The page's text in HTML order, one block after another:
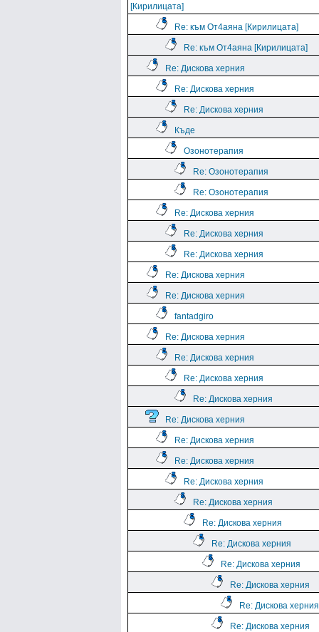
[Кирилицата]
Re: към От4аяна [Кирилицата]
Re: към От4аяна [Кирилицата]
Re: Дискова херния
Re: Дискова херния
Re: Дискова херния
Къде
Озонотерапия
Re: Озонотерапия
Re: Озонотерапия
Re: Дискова херния
Re: Дискова херния
Re: Дискова херния
Re: Дискова херния
Re: Дискова херния
fantadgiro
Re: Дискова херния
Re: Дискова херния
Re: Дискова херния
Re: Дискова херния
Re: Дискова херния
Re: Дискова херния
Re: Дискова херния
Re: Дискова херния
Re: Дискова херния
Re: Дискова херния
Re: Дискова херния
Re: Дискова херния
Re: Дискова херния
Re: Дискова херния
Re: Дискова херния